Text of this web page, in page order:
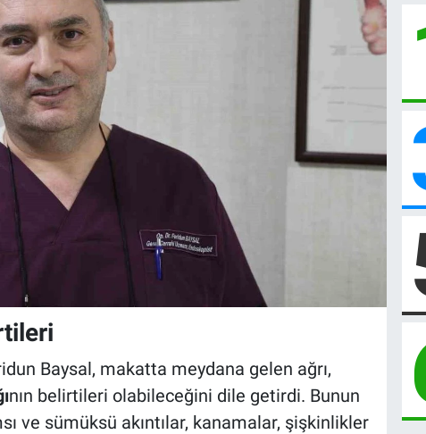
Baysal, makatta meydana gelen ağrı,
nın belirtileri olabileceğini dile getirdi. Bunun
ve sümüksü akıntılar, kanamalar, şişkinlikler